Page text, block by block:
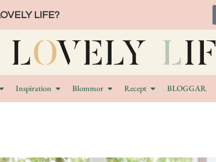
LIFE?
Inspiration Blommor Recept BLOGGAR